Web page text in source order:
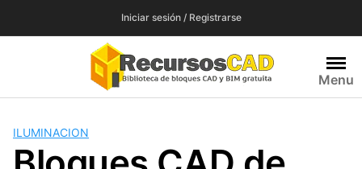
Iniciar sesión / Registrarse
Menu
ILUMINACION